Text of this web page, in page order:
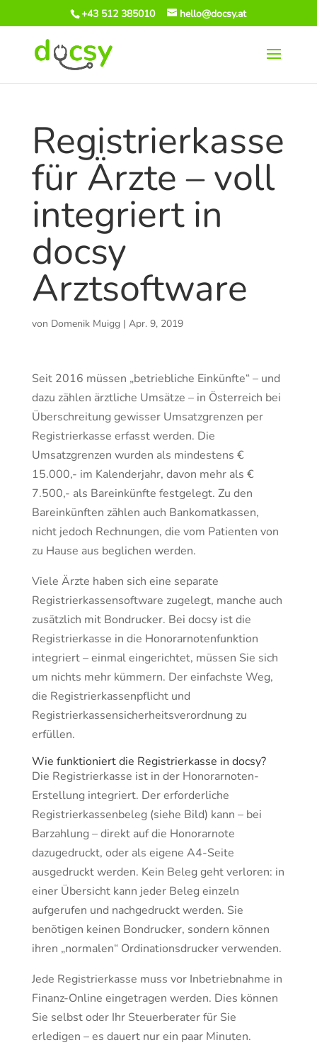
+43 512 385010 hello@docsy.at
Registrierkasse
für Ärzte – voll
integriert in
docsy
Arztsoftware
von Domenik Muigg | Apr. 9, 2019
Seit 2016 müssen „betriebliche Einkünfte“ – und
dazu zählen ärztliche Umsätze – in Österreich bei
Überschreitung gewisser Umsatzgrenzen per
Registrierkasse erfasst werden. Die
Umsatzgrenzen wurden als mindestens €
15.000,- im Kalenderjahr, davon mehr als €
7.500,- als Bareinkünfte festgelegt. Zu den
Bareinkünften zählen auch Bankomatkassen,
nicht jedoch Rechnungen, die vom Patienten von
zu Hause aus beglichen werden.
Viele Ärzte haben sich eine separate
Registrierkassensoftware zugelegt, manche auch
zusätzlich mit Bondrucker. Bei docsy ist die
Registrierkasse in die Honorarnotenfunktion
integriert – einmal eingerichtet, müssen Sie sich
um nichts mehr kümmern. Der einfachste Weg,
die Registrierkassenpflicht und
Registrierkassensicherheitsverordnung zu
erfüllen.
Wie funktioniert die Registrierkasse in docsy?
Die Registrierkasse ist in der Honorarnoten-
Erstellung integriert. Der erforderliche
Registrierkassenbeleg (siehe Bild) kann – bei
Barzahlung – direkt auf die Honorarnote
dazugedruckt, oder als eigene A4-Seite
ausgedruckt werden. Kein Beleg geht verloren: in
einer Übersicht kann jeder Beleg einzeln
aufgerufen und nachgedruckt werden. Sie
benötigen keinen Bondrucker, sondern können
ihren „normalen“ Ordinationsdrucker verwenden.
Jede Registrierkasse muss vor Inbetriebnahme in
Finanz-Online eingetragen werden. Dies können
Sie selbst oder Ihr Steuerberater für Sie
erledigen – es dauert nur ein paar Minuten.